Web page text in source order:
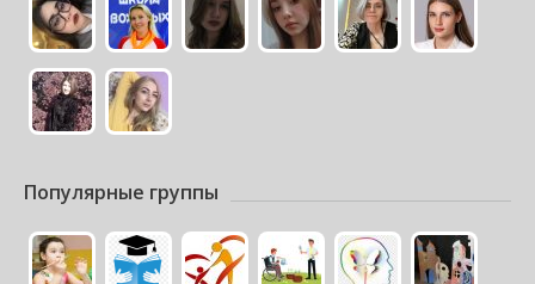
Популярные группы